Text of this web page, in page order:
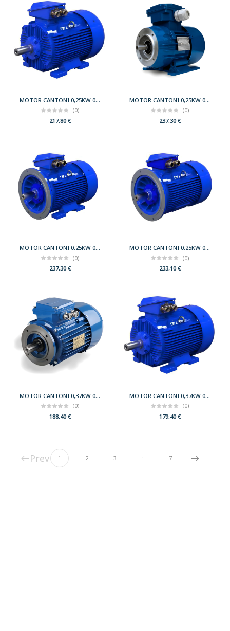
MOTOR CANTONI 0,25KW 0,33CV 750 B3 T80 230/400 IE2
(0)
217,80€
MOTOR CANTONI 0,25KW 0,33CV 750 B34 T80 230/400 IE2
(0)
237,30€
MOTOR CANTONI 0,25KW 0,33CV 750 B35 T80 230/400 IE2
(0)
237,30€
MOTOR CANTONI 0,25KW 0,33CV 750 B5 T80 230/400 IE2
(0)
233,10€
MOTOR CANTONI 0,37KW 0,50CV 1000 B14 T80 230/400 IE2
(0)
188,40€
MOTOR CANTONI 0,37KW 0,50CV 1000 B3 T80 230/400 IE2
(0)
179,40€
Prev 1 2 3 … 7